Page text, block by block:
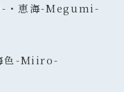
恵海-Megumi-
色-Miiro-